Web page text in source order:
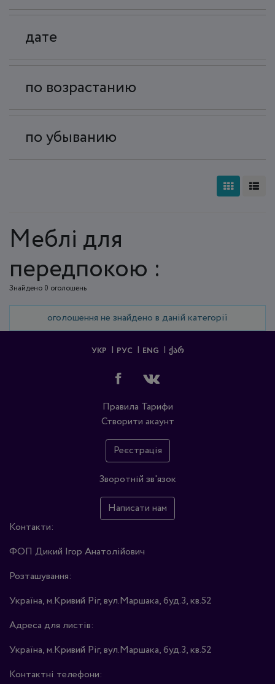
дате
по возрастанию
по убыванию
Меблі для
передпокою :
Знайдено 0 оголошень
оголошення не знайдено в даній категорії
УКР РУС ENG ᲥᲐᲠ
Правила Тарифи
Створити акаунт
Реєстрація
Зворотній зв'язок
Написати нам
Контакти:
ФОП Дикий Ігор Анатолійович
Розташування:
Україна, м.Кривий Ріг, вул.Маршака, буд.3, кв.52
Адреса для листів:
Україна, м.Кривий Ріг, вул.Маршака, буд.3, кв.52
Контактні телефони: